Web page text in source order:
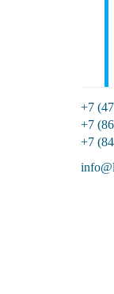
+7
+7
+7